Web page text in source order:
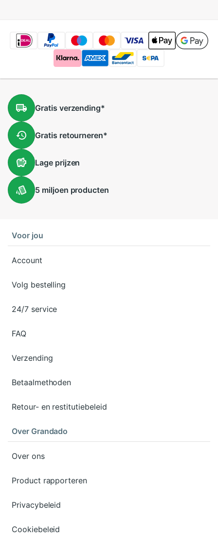
Slabbetjes Voor
baby Care
Gratis verzending*
Gratis retourneren*
Lageprijzen
5 miljoen producten
Voor jou
Account
Volg bestelling
24/7 service
FAQ
Verzending
Betaalmethoden
Retour- en restitutiebeleid
Over Grandado
Over ons
Product rapporteren
Privacybeleid
Cookiebeleid